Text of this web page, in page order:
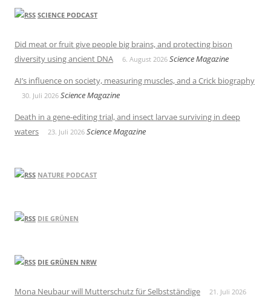
SCIENCE PODCAST
Did meat or fruit give people big brains, and protecting bison
diversity using ancient DNA
6. August 2026 Science Magazine
AI’s influence on society, measuring muscles, and a Crick biography
30. Juli 2026 Science Magazine
Death in a gene-editing trial, and insect larvae surviving in deep
waters
23. Juli 2026 Science Magazine
NATURE PODCAST
DIE GRÜNEN
DIE GRÜNEN NRW
Mona Neubaur will Mutterschutz für Selbstständige 21. Juli 2026